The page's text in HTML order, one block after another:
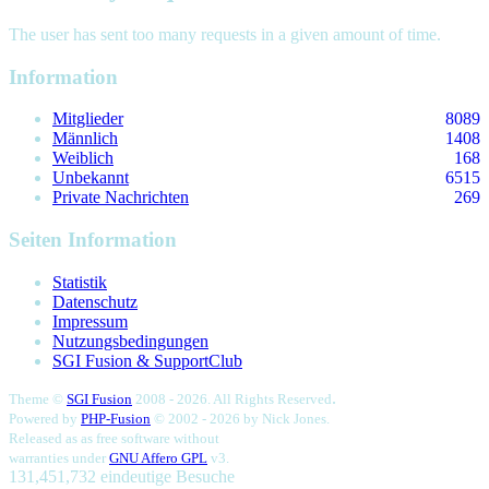
The user has sent too many requests in a given amount of time.
Information
Mitglieder
8089
Männlich
1408
Weiblich
168
Unbekannt
6515
Private Nachrichten
269
Seiten Information
Statistik
Datenschutz
Impressum
Nutzungsbedingungen
SGI Fusion & SupportClub
Theme © SGI Fusion 2008 - 2026. All Rights Reserved.
Powered by PHP-Fusion © 2002 - 2026 by Nick Jones.
Released as as free software without
warranties under GNU Affero GPL v3.
131,451,732 eindeutige Besuche